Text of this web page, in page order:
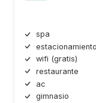
spa
estacionamiento
wifi (gratis)
restaurante
ac
gimnasio